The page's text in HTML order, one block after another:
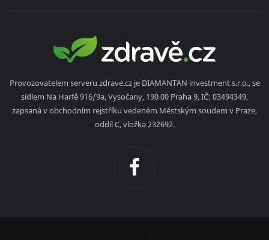
Provozovatelem serveru zdrave.cz je DIAMANTAN investment s.r.o., se
sídlem Na Harfě 916/9a, Vysočany, 190 00 Praha 9, IČ: 03494349,
zapsaná v obchodním rejstříku vedeném Městským soudem v Praze,
oddíl C, vložka 232692.